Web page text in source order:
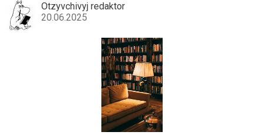
Otzyvchivyj redaktor
20.06.2025